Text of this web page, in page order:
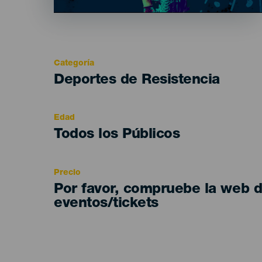
Categoría
Categoría
Deportes de Resistencia
Edad
Edad
Todos los Públicos
Precio
Por favor, compruebe la web
eventos/tickets